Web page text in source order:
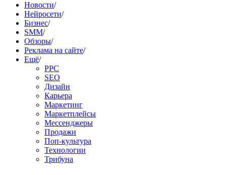
Новости/
Нейросети/
Бизнес/
SMM/
Обзоры/
Реклама на сайте/
Ещё/
PPC
SEO
Дизайн
Карьера
Маркетинг
Маркетплейсы
Мессенджеры
Продажи
Поп-культура
Технологии
Трибуна